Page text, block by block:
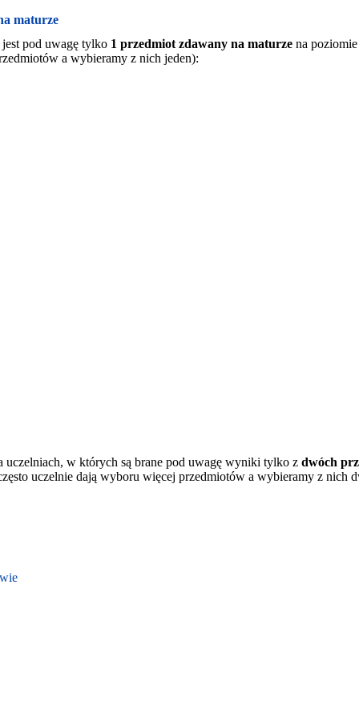
maturze
pod uwagę tylko 1 przedmiot zdawany na maturze na poziomie
a wybieramy z nich jeden):
w których są brane pod uwagę wyniki tylko z dwóch
uczelnie dają wyboru więcej przedmiotów a wybieramy z nich